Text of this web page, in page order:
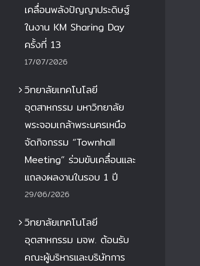
เคลื่อนพลังปัญญาประดิษฐ์
ในงาน KM Sharing Day
ครั้งที่ 13
17/07/2026
วิทยาลัยเทคโนโลยี
อุตสาหกรรม มหาวิทยาลัย
พระจอมเกล้าพระนครเหนือ
จัดกิจกรรม “Townhall
Meeting” ร่วมขับเคลื่อนและ
แถลงผลงานในรอบ 1 ปี
29/06/2026
วิทยาลัยเทคโนโลยี
อุตสาหกรรม มจพ. ต้อนรับ
คณะผู้บริหารและบริษัทการ